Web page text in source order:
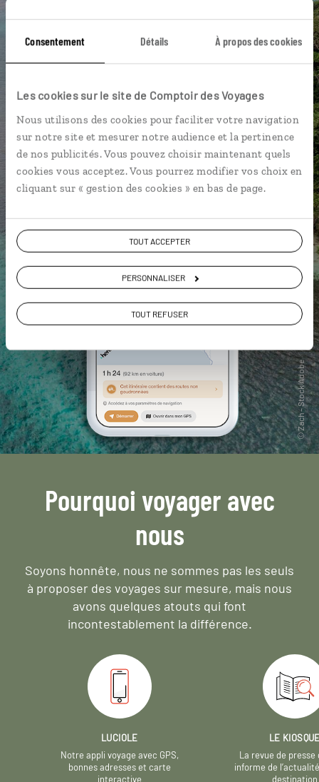
Consentement Détails À propos des cookies
Les cookies sur le site de Comptoir des Voyages
Nous utilisons des cookies pour faciliter votre navigation
sur notre site et mesurer notre audience et la pertinence
de nos publicités. Vous pouvez choisir maintenant quels
cookies vous acceptez. Vous pourrez modifier vos choix en
cliquant sur « gestion des cookies » en bas de page.
TOUT ACCEPTER
PERSONNALISER
TOUT REFUSER
vous-même
Pourquoi voyager avec
nous
Soyons honnête, nous ne sommes pas les seuls
à proposer des voyages sur mesure, mais nous
avons quelques atouts qui font
incontestablement la différence.
LUCIOLE
Notre appli voyage avec GPS,
bonnes adresses et carte
interactive
LE
La revue de presse
informe de
destination